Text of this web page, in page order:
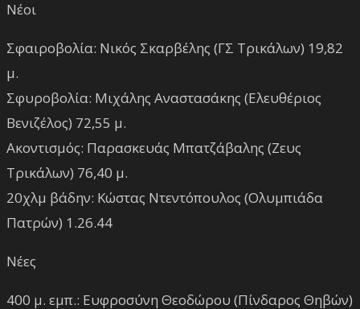
Νέοι
Σφαιροβολία: Νικός Σκαρβέλης (ΓΣ Τρικάλων) 19,82
μ.
Σφυροβολία: Μιχάλης Αναστασάκης (Ελευθέριος
Βενιζέλος) 72,55 μ.
Ακοντισμός: Παρασκευάς Μπατζάβαλης (Ζευς
Τρικάλων) 76,40 μ.
20χλμ βάδην: Κώστας Ντεντόπουλος (Ολυμπιάδα
Πατρών) 1.26.44
Νέες
400 μ. εμπ.: Ευφροσύνη Θεοδώρου (Πίνδαρος Θηβών)